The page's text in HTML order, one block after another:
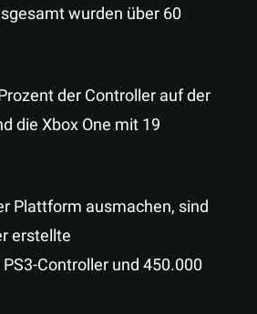
wurden über 60
der Controller auf der
die Xbox One mit 19
Plattform ausmachen, sind
erstellte
Controller und 450.000